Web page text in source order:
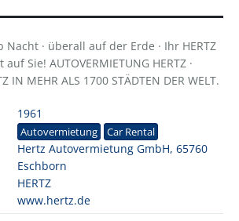
Nacht · überall auf der Erde · Ihr HERTZ
Sie! AUTOVERMIETUNG HERTZ ·
IN MEHR ALS 1700 STÄDTEN DER WELT.
1961
Autovermietung Car Rental
Hertz Autovermietung GmbH, 65760
Eschborn
HERTZ
www.hertz.de